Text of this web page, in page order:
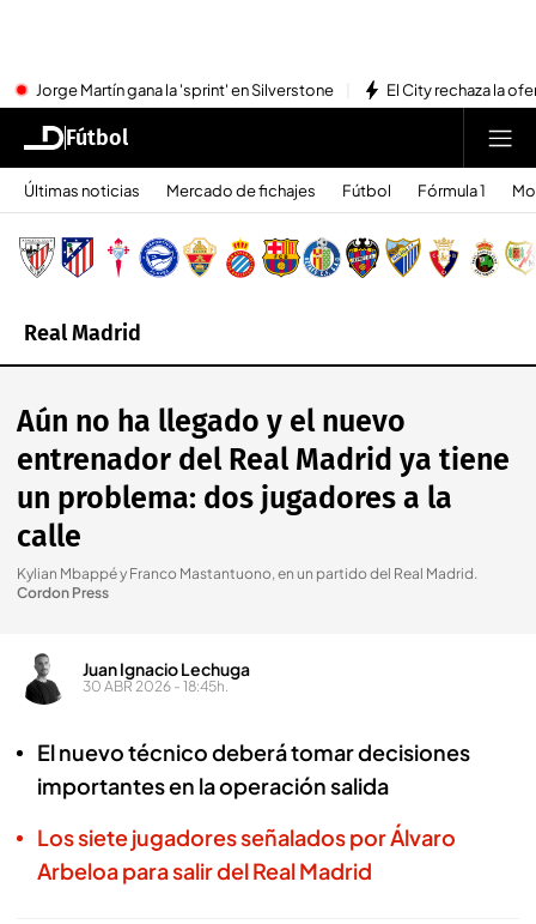
Jorge Martín gana la 'sprint' en Silverstone El City rechaza la
Fútbol
Últimas noticias Mercado de fichajes Fútbol Fórmula 1
Real Madrid
Aún no ha llegado y el nuevo
entrenador del Real Madrid ya tiene
un problema: dos jugadores a la
calle
Kylian Mbappé y Franco Mastantuono, en un partido del Real Madrid.
Cordon Press
Juan Ignacio Lechuga
30 ABR 2026 - 18:45h.
El nuevo técnico deberá tomar decisiones
importantes en la operación salida
Los siete jugadores señalados por Álvaro
Arbeloa para salir del Real Madrid